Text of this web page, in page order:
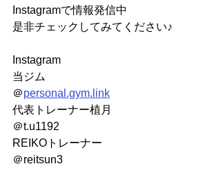
Instagramで情報発信中
是非チェックしてみてください♪
Instagram
当ジム
＠personal.gym.link
代表トレーナー植月
＠t.u1192
REIKOトレーナー
＠reitsun3